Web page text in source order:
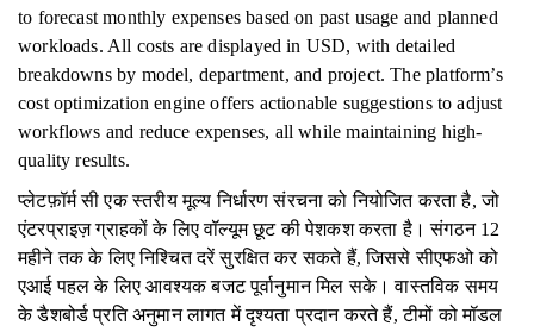
to forecast monthly expenses based on past usage and planned
workloads. All costs are displayed in USD, with detailed
breakdowns by model, department, and project. The platform’s
cost optimization engine offers actionable suggestions to adjust
workflows and reduce expenses, all while maintaining high-
quality results.
प्लेटफ़ॉर्म सी एक स्तरीय मूल्य निर्धारण संरचना को नियोजित करता है, जो
एंटरप्राइज़ ग्राहकों के लिए वॉल्यूम छूट की पेशकश करता है। संगठन 12
महीने तक के लिए निश्चित दरें सुरक्षित कर सकते हैं, जिससे सीएफओ को
एआई पहल के लिए आवश्यक बजट पूर्वानुमान मिल सके। वास्तविक समय
के डैशबोर्ड प्रति अनुमान लागत में दृश्यता प्रदान करते हैं, टीमों को मॉडल